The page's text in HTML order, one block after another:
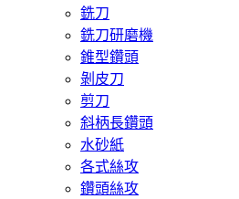
銑刀
銑刀研磨機
錐型鑽頭
剝皮刀
剪刀
斜柄長鑽頭
水砂紙
各式絲攻
鑽頭絲攻